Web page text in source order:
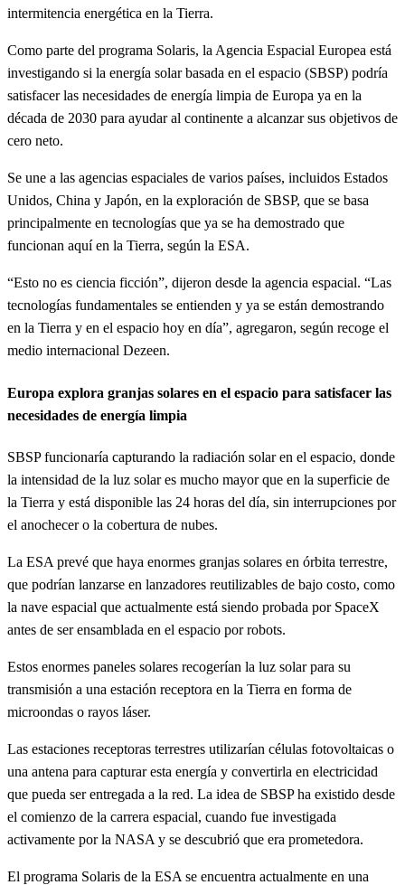
intermitencia energética en la Tierra.
Como parte del programa Solaris, la Agencia Espacial Europea está
investigando si la energía solar basada en el espacio (SBSP) podría
satisfacer las necesidades de energía limpia de Europa ya en la
década de 2030 para ayudar al continente a alcanzar sus objetivos de
cero neto.
Se une a las agencias espaciales de varios países, incluidos Estados
Unidos, China y Japón, en la exploración de SBSP, que se basa
principalmente en tecnologías que ya se ha demostrado que
funcionan aquí en la Tierra, según la ESA.
“Esto no es ciencia ficción”, dijeron desde la agencia espacial. “Las
tecnologías fundamentales se entienden y ya se están demostrando
en la Tierra y en el espacio hoy en día”, agregaron, según recoge el
medio internacional Dezeen.
Europa explora granjas solares en el espacio para satisfacer las
necesidades de energía limpia
SBSP funcionaría capturando la radiación solar en el espacio, donde
la intensidad de la luz solar es mucho mayor que en la superficie de
la Tierra y está disponible las 24 horas del día, sin interrupciones por
el anochecer o la cobertura de nubes.
La ESA prevé que haya enormes granjas solares en órbita terrestre,
que podrían lanzarse en lanzadores reutilizables de bajo costo, como
la nave espacial que actualmente está siendo probada por SpaceX
antes de ser ensamblada en el espacio por robots.
Estos enormes paneles solares recogerían la luz solar para su
transmisión a una estación receptora en la Tierra en forma de
microondas o rayos láser.
Las estaciones receptoras terrestres utilizarían células fotovoltaicas o
una antena para capturar esta energía y convertirla en electricidad
que pueda ser entregada a la red. La idea de SBSP ha existido desde
el comienzo de la carrera espacial, cuando fue investigada
activamente por la NASA y se descubrió que era prometedora.
El programa Solaris de la ESA se encuentra actualmente en una